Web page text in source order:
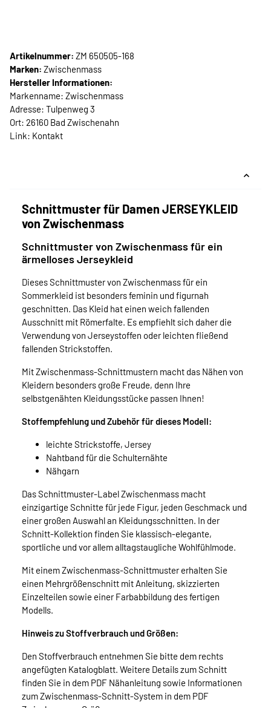
Artikelnummer: ZM 650505-168
Marken: Zwischenmass
Hersteller Informationen:
Markenname: Zwischenmass
Adresse: Tulpenweg 3
Ort: 26160 Bad Zwischenahn
Link: Kontakt
Schnittmuster für Damen JERSEYKLEID
von Zwischenmass
Schnittmuster von Zwischenmass für ein
ärmelloses Jerseykleid
Dieses Schnittmuster von Zwischenmass für ein
Sommerkleid ist besonders feminin und figurnah
geschnitten. Das Kleid hat einen weich fallenden
Ausschnitt mit Römerfalte. Es empfiehlt sich daher die
Verwendung von Jerseystoffen oder leichten fließend
fallenden Strickstoffen.
Mit Zwischenmass-Schnittmustern macht das Nähen von
Kleidern besonders große Freude, denn Ihre
selbstgenähten Kleidungsstücke passen Ihnen!
Stoffempfehlung und Zubehör für dieses Modell:
leichte Strickstoffe, Jersey
Nahtband für die Schulternähte
Nähgarn
Das Schnittmuster-Label Zwischenmass macht
einzigartige Schnitte für jede Figur, jeden Geschmack und
einer großen Auswahl an Kleidungsschnitten. In der
Schnitt-Kollektion finden Sie klassisch-elegante,
sportliche und vor allem alltagstaugliche Wohlfühlmode.
Mit einem Zwischenmass-Schnittmuster erhalten Sie
einen Mehrgrößenschnitt mit Anleitung, skizzierten
Einzelteilen sowie einer Farbabbildung des fertigen
Modells.
Hinweis zu Stoffverbrauch und Größen:
Den Stoffverbrauch entnehmen Sie bitte dem rechts
angefügten Katalogblatt. Weitere Details zum Schnitt
finden Sie in dem PDF Nähanleitung sowie Informationen
zum Zwischenmass-Schnitt-System in dem PDF